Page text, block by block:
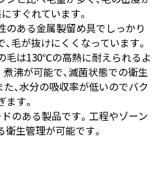
すぐれています。
ある金属製留め具でしっかり
毛が抜けにくくなっています。
毛は130℃の高熱に耐えられるよ
沸が可能で、滅菌状態での衛生
、水分の吸収率が低いのでバク
す。
のある製品です。工程やゾーン
生管理が可能です。